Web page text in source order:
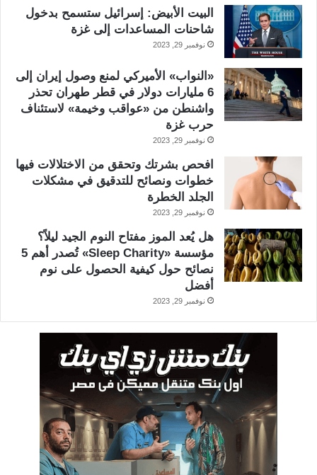
البيت الأبيض: إسرائيل ستسمح بدخول
شاحنات المساعدات إلى غزة
نوفمبر 29, 2023
«النواب» الأميركي لمنع وصول إيران إلى
6 مليارات دولار في قطر طهران تحذر
واشنطن من «عواقب وخيمة» لاستئناف
حرب غزة
نوفمبر 29, 2023
افحص بشرتك وتحقق من الاختلالات فيها
خطوات ونصائح للتدقيق في مشكلات
الجلد الخطرة
نوفمبر 29, 2023
هل يُعد الموز مفتاح النوم الجيد ليلاً؟
مؤسسة «Sleep Charity» تُصدر أهم 5
نصائح حول كيفية الحصول على نوم
أفضل
نوفمبر 29, 2023